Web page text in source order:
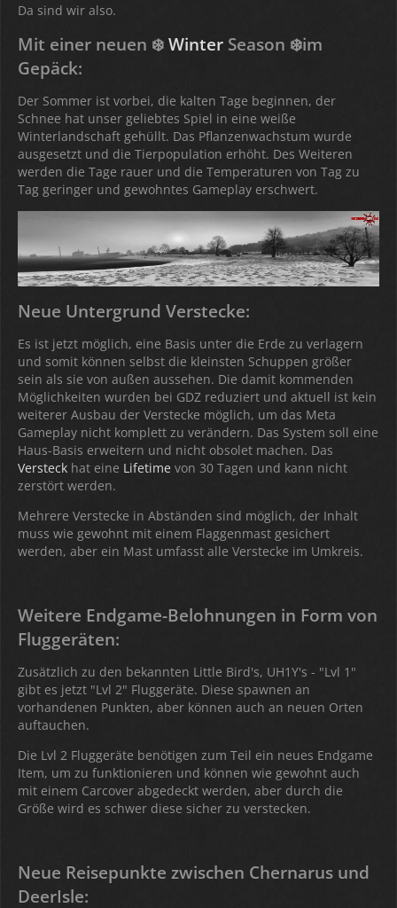
Da sind wir also.
Mit einer neuen ❄️ Winter Season ❄️im
Gepäck:
Der Sommer ist vorbei, die kalten Tage beginnen, der
Schnee hat unser geliebtes Spiel in eine weiße
Winterlandschaft gehüllt. Das Pflanzenwachstum wurde
ausgesetzt und die Tierpopulation erhöht. Des Weiteren
werden die Tage rauer und die Temperaturen von Tag zu
Tag geringer und gewohntes Gameplay erschwert.
Neue Untergrund Verstecke:
Es ist jetzt möglich, eine Basis unter die Erde zu verlagern
und somit können selbst die kleinsten Schuppen größer
sein als sie von außen aussehen. Die damit kommenden
Möglichkeiten wurden bei GDZ reduziert und aktuell ist kein
weiterer Ausbau der Verstecke möglich, um das Meta
Gameplay nicht komplett zu verändern. Das System soll eine
Haus-Basis erweitern und nicht obsolet machen. Das
Versteck hat eine Lifetime von 30 Tagen und kann nicht
zerstört werden.
Mehrere Verstecke in Abständen sind möglich, der Inhalt
muss wie gewohnt mit einem Flaggenmast gesichert
werden, aber ein Mast umfasst alle Verstecke im Umkreis.
Weitere Endgame-Belohnungen in Form von
Fluggeräten:
Zusätzlich zu den bekannten Little Bird's, UH1Y's - "Lvl 1"
gibt es jetzt "Lvl 2" Fluggeräte. Diese spawnen an
vorhandenen Punkten, aber können auch an neuen Orten
auftauchen.
Die Lvl 2 Fluggeräte benötigen zum Teil ein neues Endgame
Item, um zu funktionieren und können wie gewohnt auch
mit einem Carcover abgedeckt werden, aber durch die
Größe wird es schwer diese sicher zu verstecken.
Neue Reisepunkte zwischen Chernarus und
DeerIsle: